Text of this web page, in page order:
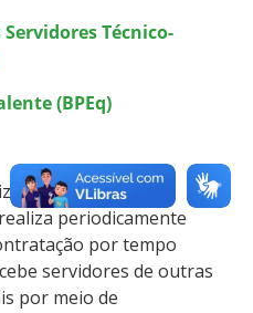
Técnico-
(BPEq)
por meio de
periodicamente
por tempo
servidores de outras
por meio de